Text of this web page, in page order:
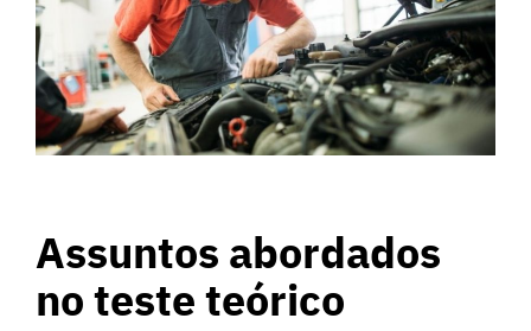
Assuntos abordados
no teste teórico